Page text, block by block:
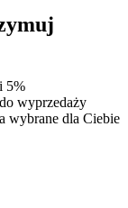
5%
wyprzedaży
wybrane dla Ciebie